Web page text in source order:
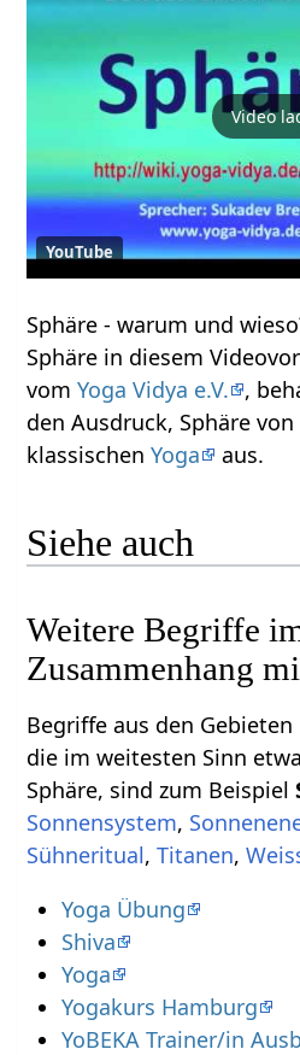
Video
YouTube
Sphäre‏‎ - warum und wieso? Erfahre einiges über
Sphäre‏‎ in diesem
vomYoga Vidya e.V.
,
den Ausdruck, Sphäre‏‎ von Gesichtspunkten des
klassischenYoga aus.
Siehe auch
Weitere Begriffe
Begriffe aus den
die im weitesten Sinn
Sphäre‏‎, sind zum Beispiel
,
, ,
Yoga Übung
Shiva
Yoga
Yogakurs Hamburg
YoBEKA Trainer/in